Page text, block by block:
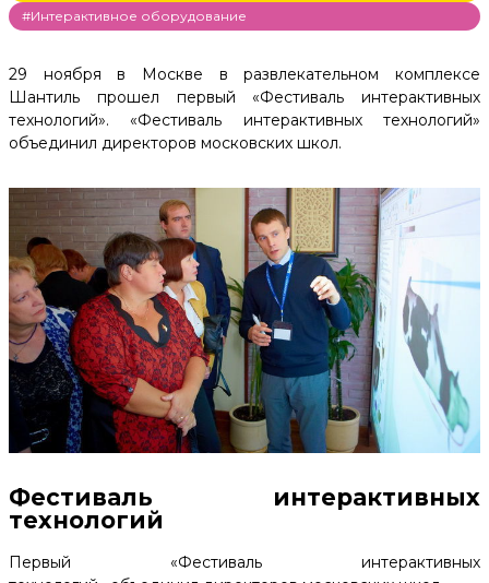
#Интерактивное оборудование
29 ноября в Москве в развлекательном комплексе
Шантиль прошел первый «Фестиваль интерактивных
технологий». «Фестиваль интерактивных технологий»
объединил директоров московских школ.
Фестиваль интерактивных
технологий
Первый «Фестиваль интерактивных